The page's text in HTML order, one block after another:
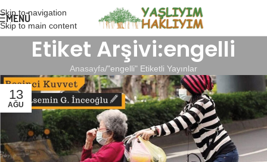
Skip to navigation
Skip to main content
MENÜ
Etiket Arşivi:engelli
Anasayfa "engelli" Etiketli Yayınlar
13
AĞU